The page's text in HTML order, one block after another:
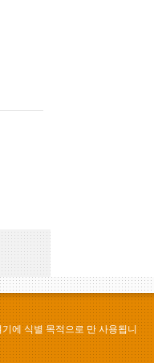
에 식별 목적으로 만 사용됩니